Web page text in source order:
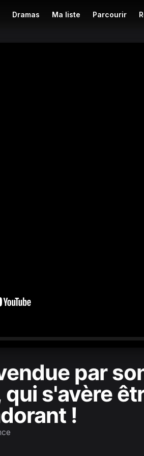
Dramas Ma liste Parcourir
par
s'avère
!